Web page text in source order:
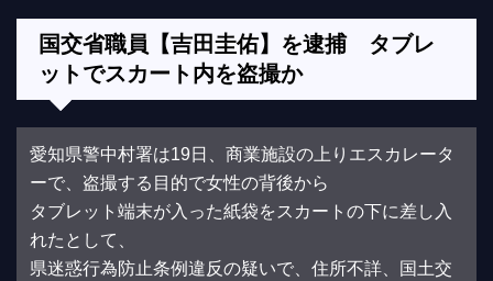
国交省職員【吉田圭佑】を逮捕 タブレ
ットでスカート内を盗撮か
愛知県警中村署は19日、商業施設の上りエスカレータ
ーで、盗撮する目的で女性の背後から
タブレット端末が入った紙袋をスカートの下に差し入
れたとして、
県迷惑行為防止条例違反の疑いで、住所不詳、国土交